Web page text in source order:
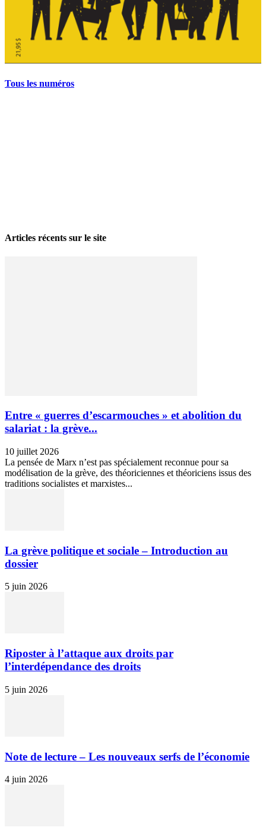
Tous les numéros
Articles récents sur le site
Entre « guerres d’escarmouches » et abolition du
salariat : la grève...
10 juillet 2026
La pensée de Marx n’est pas spécialement reconnue pour sa
modélisation de la grève, des théoriciennes et théoriciens issus des
traditions socialistes et marxistes...
La grève politique et sociale – Introduction au
dossier
5 juin 2026
Riposter à l’attaque aux droits par
l’interdépendance des droits
5 juin 2026
Note de lecture – Les nouveaux serfs de l’économie
4 juin 2026